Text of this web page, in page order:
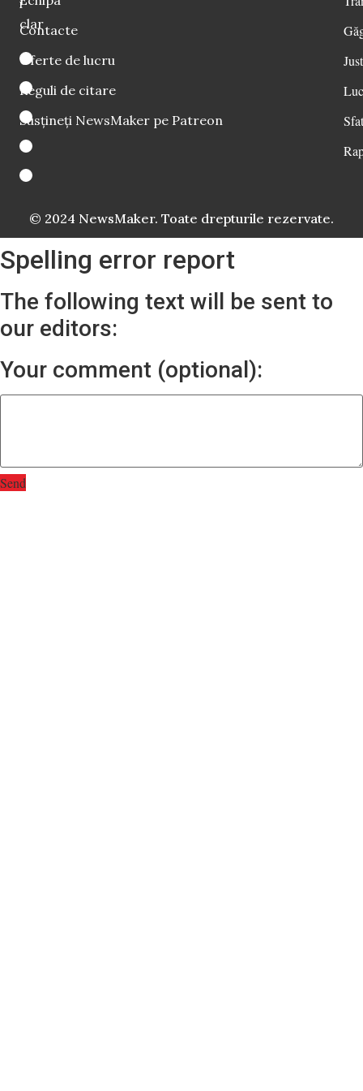
clar
Contacte
Oferte de lucru
Reguli de citare
Susțineți NewsMaker pe Patreon
© 2024 NewsMaker. Toate drepturile rezervate.
Spelling error report
The following text will be sent to
our editors:
Your comment (optional):
Send